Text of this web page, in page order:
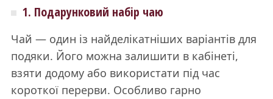
1. Подарунковий набір чаю
Чай — один із найделікатніших варіантів для
подяки. Його можна залишити в кабінеті,
взяти додому або використати під час
короткої перерви. Особливо гарно